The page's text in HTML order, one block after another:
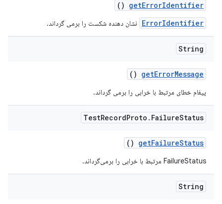
getErrorIdentifier
()
ErrorIdentifier
نشان دهنده شکست را برمی گرداند.
String
getErrorMessage
()
پیغام خطای مرتبط با خرابی را برمی گرداند.
TestRecordProto . FailureStatus
getFailureStatus
()
FailureStatus مرتبط با خرابی را برمی‌گرداند.
String